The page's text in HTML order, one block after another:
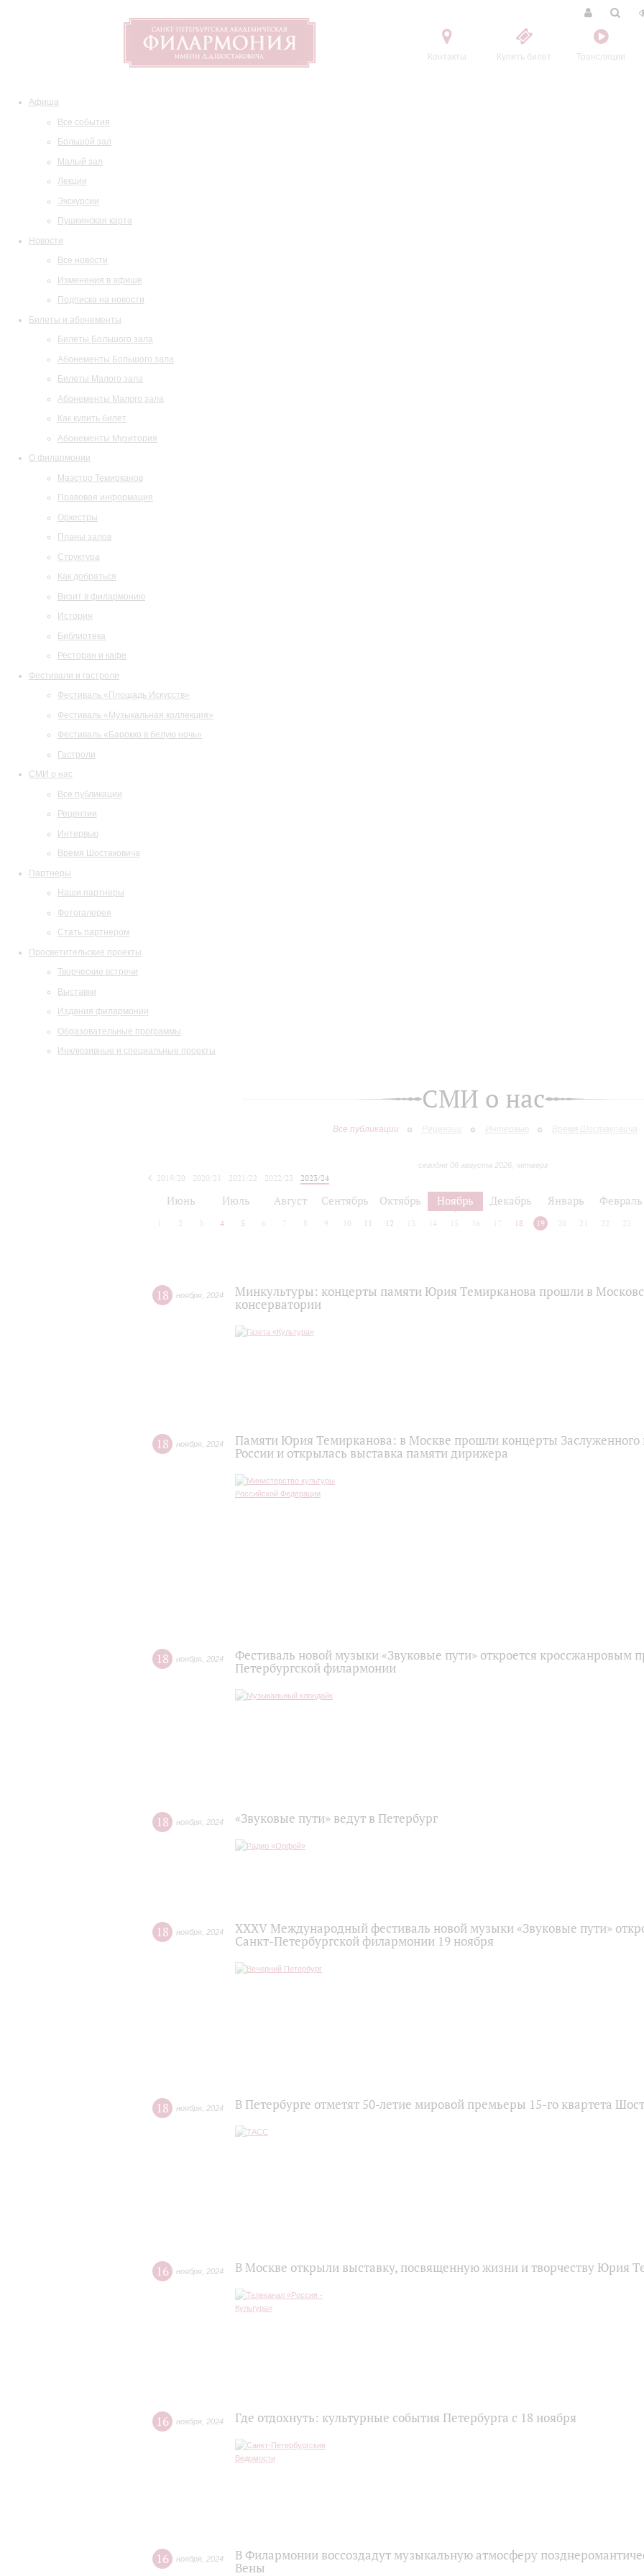
Контакты Купить билет Трансляции
Афиша
Все события
Большой зал
Малый зал
Лекции
Экскурсии
Пушкинская карта
Новости
Все новости
Изменения в афише
Подписка на новости
Билеты и абонементы
Билеты Большого зала
Абонементы Большого зала
Билеты Малого зала
Абонементы Малого зала
Как купить билет
Абонементы Музитория
О филармонии
Маэстро Темирканов
Правовая информация
Оркестры
Планы залов
Структура
Как добраться
Визит в филармонию
История
Библиотека
Ресторан и кафе
Фестивали и гастроли
Фестиваль «Площадь Искусств»
Фестиваль «Музыкальная коллекция»
Фестиваль «Барокко в белую ночь»
Гастроли
СМИ о нас
Все публикации
Рецензии
Интервью
Время Шостаковича
Партнеры
Наши партнеры
Фотогалерея
Стать партнером
Просветительские проекты
Творческие встречи
Выставки
Издания филармонии
Образовательные программы
Инклюзивные и специальные проекты
СМИ о нас
Все публикации Рецензии Интервью Время Шостаковича
сегодня 06 августа 2026, четверг
2019/20 2020/21 2021/22 2022/23
2023/24
Июнь Июль Август Сентябрь Октябрь Ноябрь Декабрь Январь Февраль
2 3 4 5 6 7 8 9 10 11 12 13 14 15 16 17 18 19 20 21 22 23
18 ноября 2024
Минкультуры: концерты памяти Юрия Темирканова прошли в
консерватории
18 ноября 2024
Памяти Юрия Темирканова: в Москве прошли концерты Заслуженного
России и открылась выставка памяти дирижера
18 ноября 2024
Фестиваль новой музыки «Звуковые пути» откроется кроссжанровым
Петербургской филармонии
18 ноября 2024 «Звуковые пути» ведут в Петербург
18 ноября 2024
XXXV Международный фестиваль новой музыки «Звуковые пути»
Санкт-Петербургской филармонии 19 ноября
18 ноября 2024 В Петербурге отметят 50-летие мировой премьеры 15-го квартета
16 ноября 2024 В Москве открыли выставку, посвященную жизни и творчеству Юрия
16 ноября 2024 Где отдохнуть: культурные события Петербурга с 18 ноября
16 ноября 2024
В Филармонии воссоздадут музыкальную атмосферу
Вены